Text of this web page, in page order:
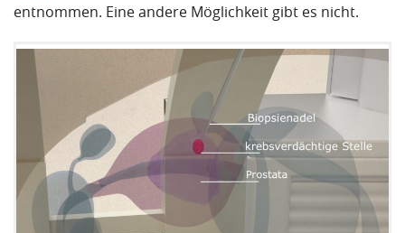
entnommen. Eine andere Möglichkeit gibt es nicht.